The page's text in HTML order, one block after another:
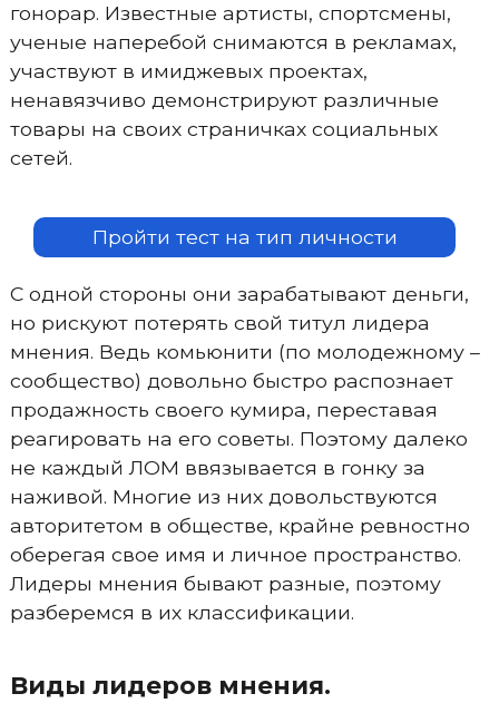
гонорар. Известные артисты, спортсмены,
ученые наперебой снимаются в рекламах,
участвуют в имиджевых проектах,
ненавязчиво демонстрируют различные
товары на своих страничках социальных
сетей.
Пройти тест на тип личности
С одной стороны они зарабатывают деньги,
но рискуют потерять свой титул лидера
мнения. Ведь комьюнити (по молодежному –
сообщество) довольно быстро распознает
продажность своего кумира, переставая
реагировать на его советы. Поэтому далеко
не каждый ЛОМ ввязывается в гонку за
наживой. Многие из них довольствуются
авторитетом в обществе, крайне ревностно
оберегая свое имя и личное пространство.
Лидеры мнения бывают разные, поэтому
разберемся в их классификации.
Виды лидеров мнения.